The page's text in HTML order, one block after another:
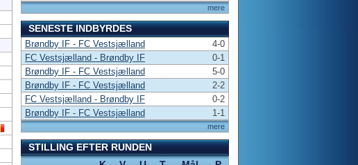
mere
SENESTE INDBYRDES
mere
Brøndby IF - FC Vestsjælland
4-0
FC Vestsjælland - Brøndby IF
0-1
Brøndby IF - FC Vestsjælland
5-0
Brøndby IF - FC Vestsjælland
2-2
FC Vestsjælland - Brøndby IF
0-2
Brøndby IF - FC Vestsjælland
1-1
STILLING EFTER RUNDEN